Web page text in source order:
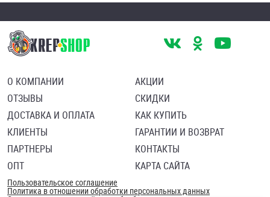
О КОМПАНИИ
ОТЗЫВЫ
ДОСТАВКА И ОПЛАТА
КЛИЕНТЫ
ПАРТНЕРЫ
ОПТ
АКЦИИ
СКИДКИ
КАК КУПИТЬ
ГАРАНТИИ И ВОЗВРАТ
КОНТАКТЫ
КАРТА САЙТА
Пользовательское соглашение
Политика в отношении обработки персональных данных